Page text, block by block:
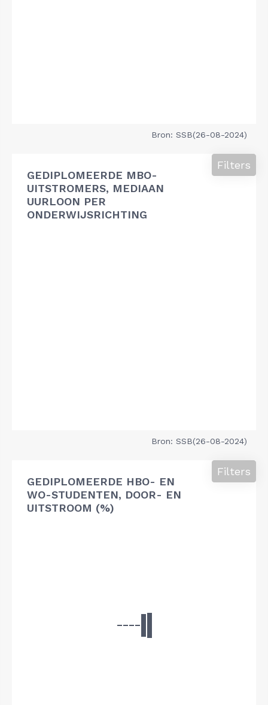
Bron: SSB(26-08-2024)
GEDIPLOMEERDE MBO-
UITSTROMERS, MEDIAAN
UURLOON PER
ONDERWIJSRICHTING
Filters
Bron: SSB(26-08-2024)
GEDIPLOMEERDE HBO- EN
WO-STUDENTEN, DOOR- EN
UITSTROOM (%)
Filters